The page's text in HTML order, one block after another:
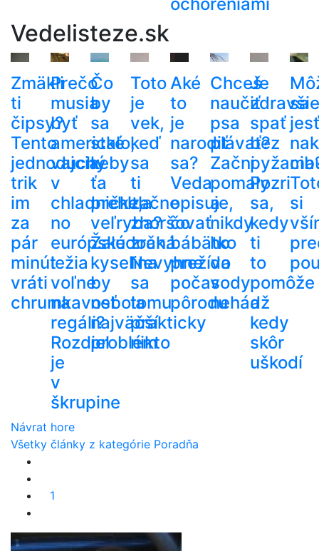
Vedelisteze.sk
Zmäkli
ti
čipsy?
Tento
jednoduchý
trik
im
za
pár
minút
vráti
chrumkavosť
Prečo
musia
byť
americké
vajcia
v
chladničke,
no
európske
ležia
voľne
na
regáli?
Rozdiel
je
v
škrupine
Čo
by
sa
stalo,
keby
ťa
prehltla
veľryba?
Žalúdočná
kyselina
by
nebola
najväčší
problém
Toto
je
vek,
keď
sa
ti
začne
zhoršovať
zrak.
Nevyhne
sa
tomu
prakticky
nikto
Aké
to
je
narodiť
sa?
Veda
opisuje,
čo
bábätko
prežíva
počas
pôrodu
Chceš
naučiť
psa
plávať?
Začni
pomaly
a
nikdy
ho
do
vody
nehádž
Je
zdravšie
spať
bez
Pozri
sa,
kedy
ti
to
pomôže
a
kedy
skôr
uškodí
sa
jesť
si
Návrat hore
Všetky články z kategórie Poradňa
1